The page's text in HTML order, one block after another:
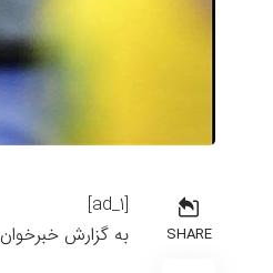
SHARE
[ad_1]
به گزارش خبرخوان